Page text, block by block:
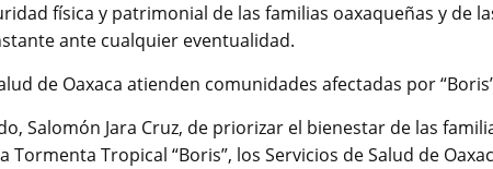
física y patrimonial de las familias oaxaqueñas y de
ante cualquier eventualidad.
de Oaxaca atienden comunidades afectadas por
Salomón Jara Cruz, de priorizar el bienestar de las
Tropical “Boris”, los Servicios de Salud de